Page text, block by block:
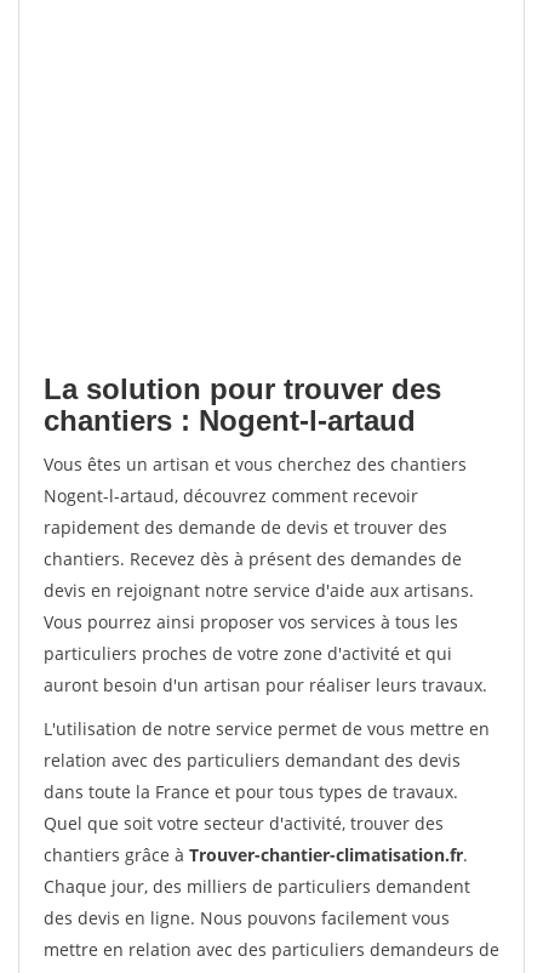
La solution pour trouver des
chantiers : Nogent-l-artaud
Vous êtes un artisan et vous cherchez des chantiers
Nogent-l-artaud, découvrez comment recevoir
rapidement des demande de devis et trouver des
chantiers. Recevez dès à présent des demandes de
devis en rejoignant notre service d'aide aux artisans.
Vous pourrez ainsi proposer vos services à tous les
particuliers proches de votre zone d'activité et qui
auront besoin d'un artisan pour réaliser leurs travaux.
L'utilisation de notre service permet de vous mettre en
relation avec des particuliers demandant des devis
dans toute la France et pour tous types de travaux.
Quel que soit votre secteur d'activité, trouver des
chantiers grâce à Trouver-chantier-climatisation.fr.
Chaque jour, des milliers de particuliers demandent
des devis en ligne. Nous pouvons facilement vous
mettre en relation avec des particuliers demandeurs de